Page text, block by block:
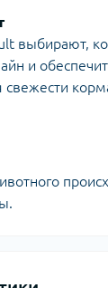
выбирают,
и
свежести